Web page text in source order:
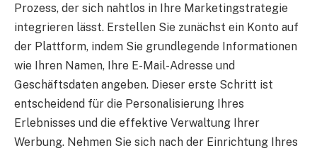
Prozess, der sich nahtlos in Ihre Marketingstrategie
integrieren lässt. Erstellen Sie zunächst ein Konto auf
der Plattform, indem Sie grundlegende Informationen
wie Ihren Namen, Ihre E-Mail-Adresse und
Geschäftsdaten angeben. Dieser erste Schritt ist
entscheidend für die Personalisierung Ihres
Erlebnisses und die effektive Verwaltung Ihrer
Werbung. Nehmen Sie sich nach der Einrichtung Ihres